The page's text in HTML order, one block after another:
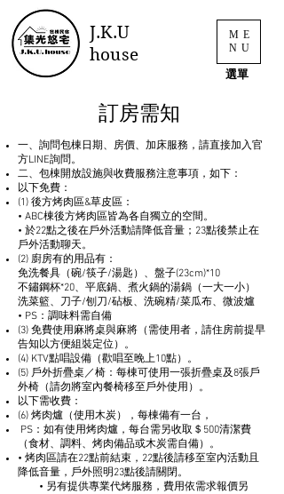
ME
NU
​選單
J.K.U
house
訂房需知
一、詢問包棟日期、房價、加床服務，請直接加入官
方LINE詢問。
二、包棟開放設施與收費服務注意事項，如下：
以下免費：
(1) 後方烤肉區&草皮區：
• ABC棟後方烤肉區皆為各自獨立的空間。
• 於22點之後在戶外活動請降低音量；23點後禁止在
戶外活動聊天。
(2) 廚房有的用品有：
免洗餐具（碗/筷子/湯匙）、盤子(23cm)*10
不鏽鋼杯*20、平底鍋、煮火鍋的湯鍋（一大一小）
洗菜籃、刀子/刨刀/砧板、洗碗精/菜瓜布、微波爐
• PS：調味料需自備
(3) 免費使用麻將桌與麻將（需使用者，請住房前提早
告知以方便組裝定位）。
(4) KTV點唱設備（歡唱至晚上10點）。
(5) 戶外折疊桌／椅：每棟可使用一張折疊桌及8張戶
外椅（請勿將室內餐椅移至戶外使用）。
以下需收費：
(6) 烤肉爐（使用木炭），每棟備有一台，
PS：如有使用烤肉爐，每台需另收取＄500清潔費
（食材、調料、烤肉備品或木炭需自備）。
• 烤肉區請在22點前結束，22點後請移至室內活動且
降低音量，戶外照明23點後請關閉。
• 另有提供專業代烤服務，費用依需求報價另